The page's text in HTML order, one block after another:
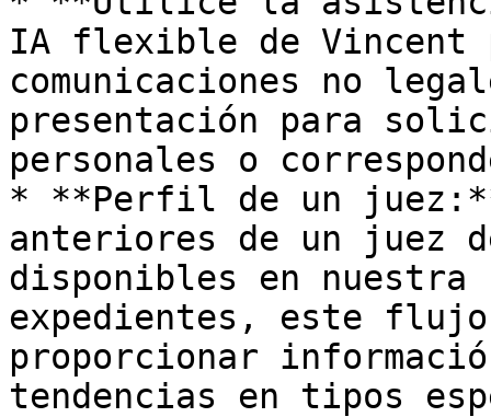
IA flexible de Vincent
comunicaciones no
presentación para
personales o
* **Perfil de un
anteriores de un juez
disponibles en nuestra
expedientes, este
proporcionar
tendencias en tipos